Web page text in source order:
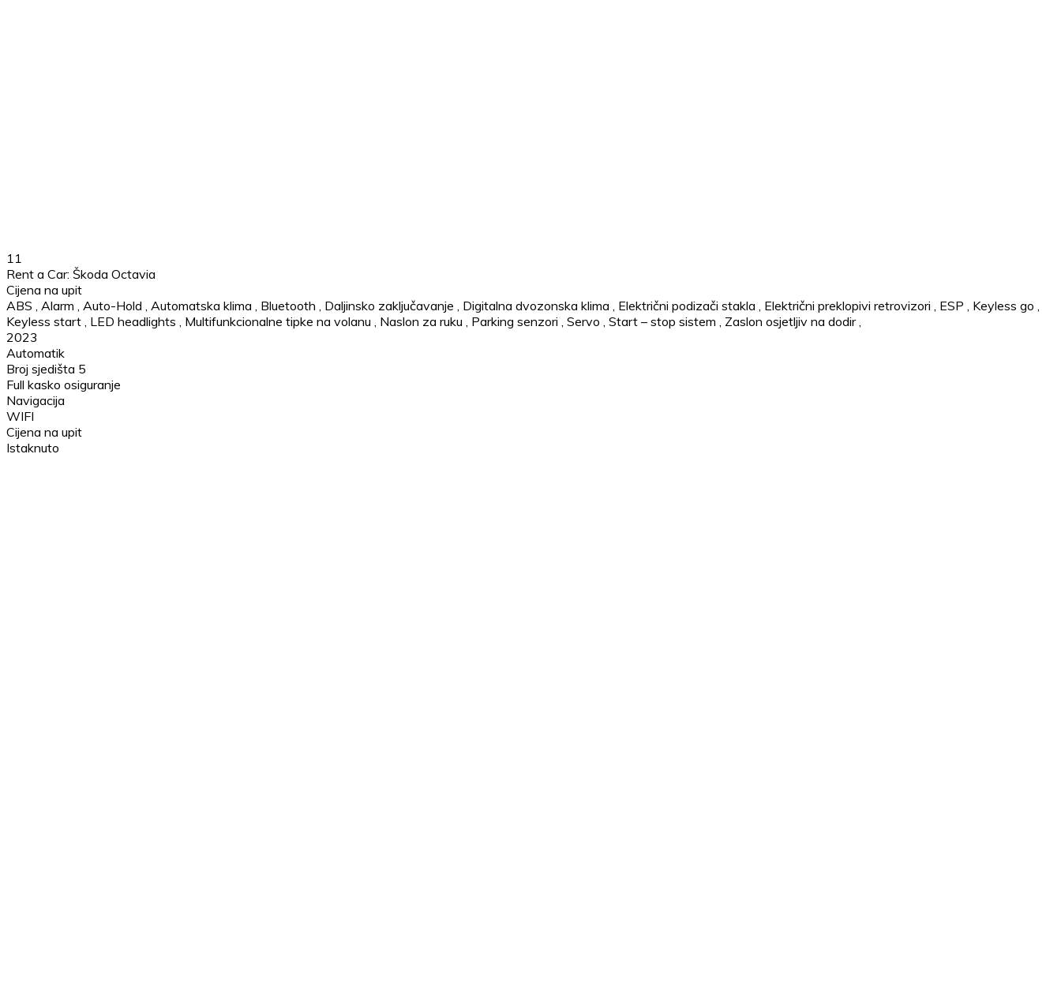
11
Rent a Car: Škoda Octavia
Cijena na upit
ABS
Alarm Auto-Hold Automatska klima Bluetooth Daljinsko zaključavanje Digitalna dvozonska klima Električni podizači stakla Električni preklopivi retrovizori ESP Keyless go
Keyless start LED headlights Multifunkcionalne tipke na volanu Naslon za ruku Parking senzori Servo Start – stop sistem Zaslon osjetljiv na dodir
2023
Automatik
Broj sjedišta 5
Full kasko osiguranje
Navigacija
WIFI
Cijena na upit
Istaknuto